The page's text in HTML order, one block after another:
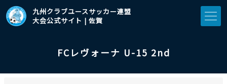
九州クラブユースサッカー連盟
大会公式サイト | 佐賀
FCレヴォーナ U-15 2nd